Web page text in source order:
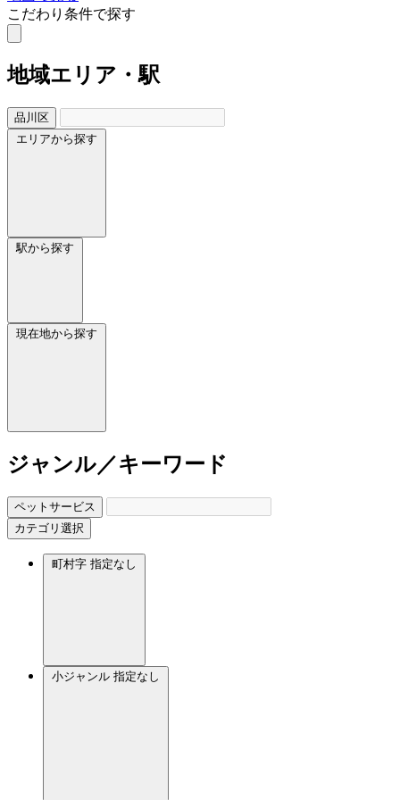
こだわり条件で探す
地域エリア・駅
品川区
エリアから探す
駅から探す
現在地から探す
ジャンル／キーワード
ペットサービス
カテゴリ選択
町村字 指定なし
小ジャンル 指定なし